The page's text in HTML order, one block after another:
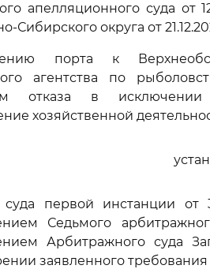
апелляционного суда от
Сибирского округа от
порта к
агентства по
отказа в исключении
хозяйственной
первой инстанции от
Седьмого
Арбитражного суда
заявленного требования